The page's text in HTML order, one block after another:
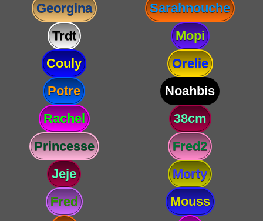
Georgina
Sarahnouche
Trdt
Mopi
Couly
Orelie
Potre
Noahbis
Rachel
38cm
Princesse
Fred2
Jeje
Morty
Fred
Mouss